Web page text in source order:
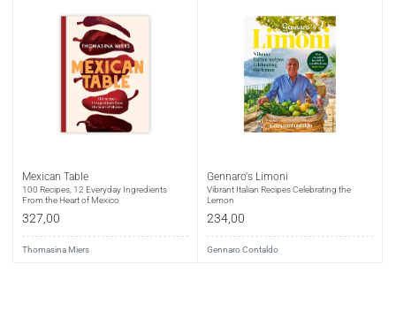
Mexican Table
100 Recipes, 12 Everyday Ingredients
From the Heart of Mexico
327,00
Thomasina Miers
Gennaro's Limoni
Vibrant Italian Recipes Celebrating the
Lemon
234,00
Gennaro Contaldo